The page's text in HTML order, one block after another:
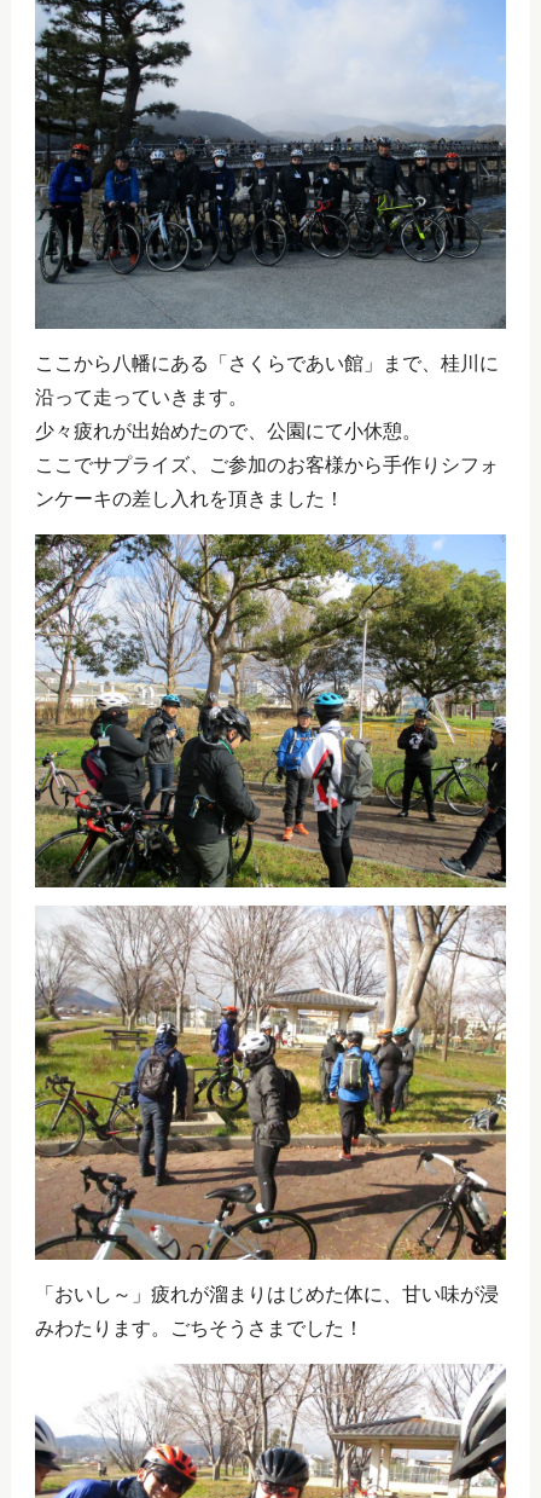
ここから八幡にある「さくらであい館」まで、桂川に
沿って走っていきます。
少々疲れが出始めたので、公園にて小休憩。
ここでサプライズ、ご参加のお客様から手作りシフォ
ンケーキの差し入れを頂きました！
「おいし～」疲れが溜まりはじめた体に、甘い味が浸
みわたります。ごちそうさまでした！